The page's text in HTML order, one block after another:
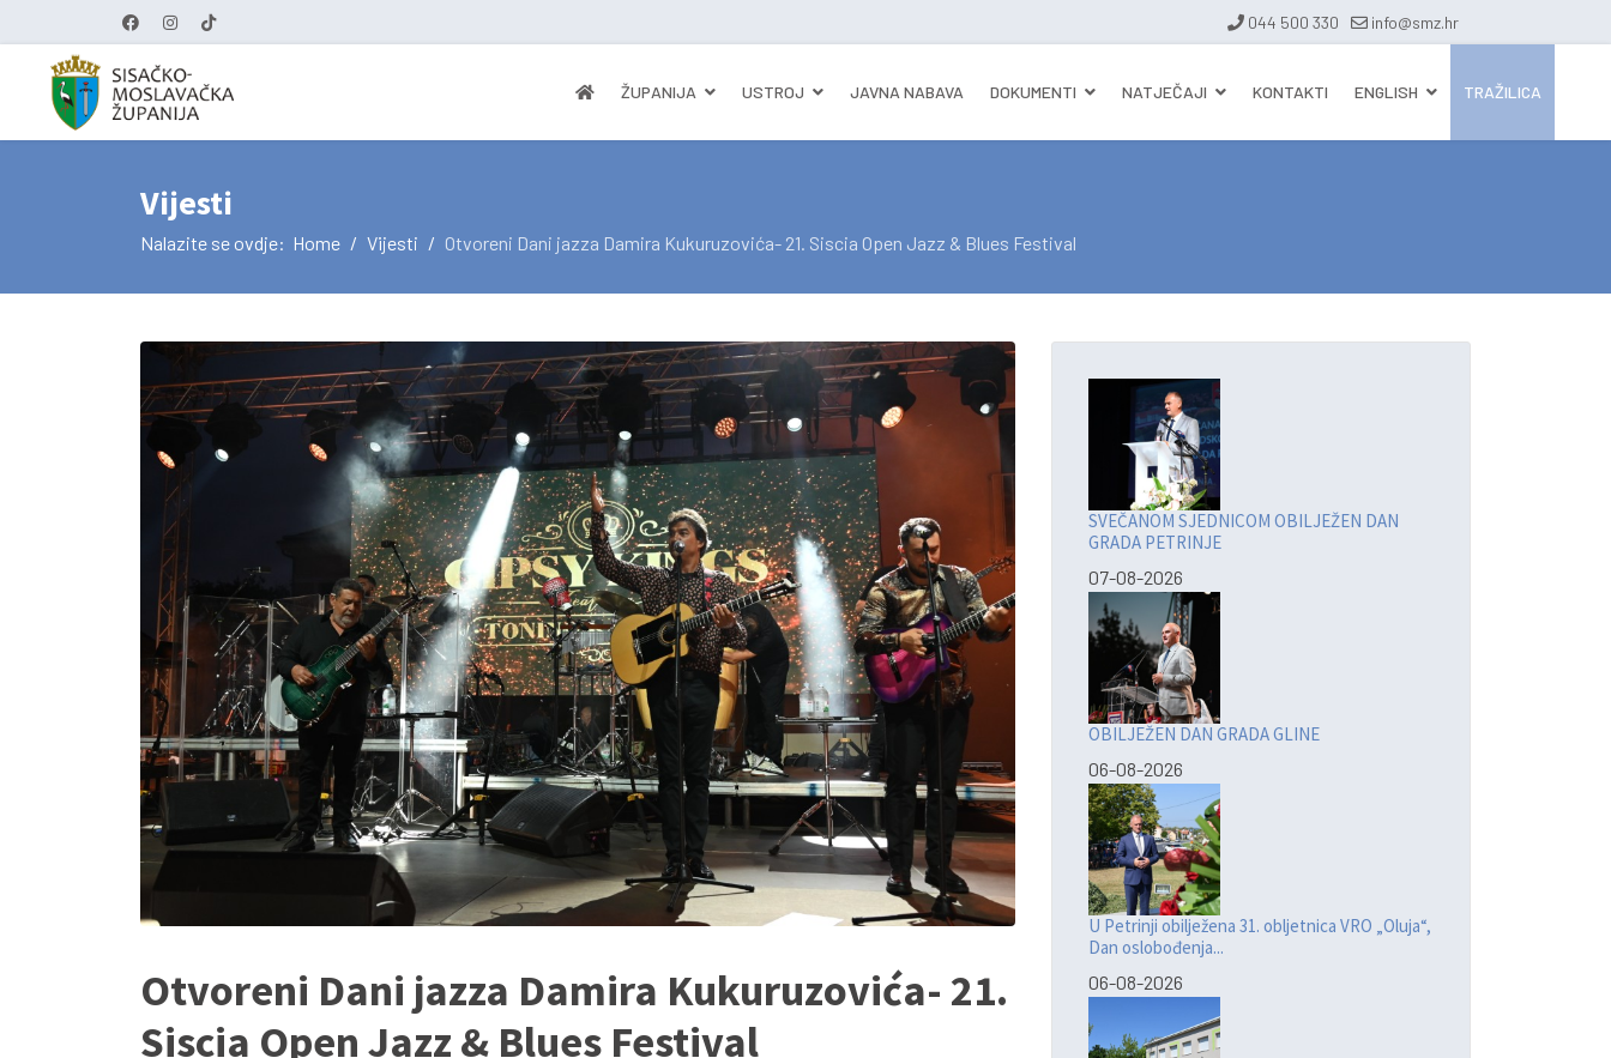
044 500 330 info@smz.hr
ŽUPANIJA USTROJ JAVNA NABAVA DOKUMENTI NATJEČAJI KONTAKTI ENGLISH TRAŽILICA
Vijesti
Nalazite se ovdje: Home Vijesti Otvoreni Dani jazza Damira Kukuruzovića- 21. Siscia Open Jazz & Blues Festival
Otvoreni Dani jazza Damira Kukuruzovića- 21.
Siscia Open Jazz & Blues Festival
SVEČANOM SJEDNICOM OBILJEŽEN DAN
GRADA PETRINJE
07-08-2026
OBILJEŽEN DAN GRADA GLINE
06-08-2026
U Petrinji obilježena 31. obljetnica VRO „Oluja“,
Dan oslobođenja...
06-08-2026